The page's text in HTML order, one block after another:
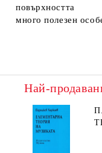
повърхността
много полезен
Най-